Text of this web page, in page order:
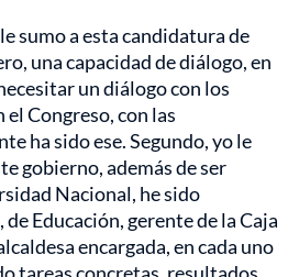
sumo a esta candidatura de
una capacidad de diálogo, en
un diálogo con los
Congreso, con las
ha sido ese. Segundo, yo le
gobierno, además de ser
Nacional, he sido
Educación, gerente de la Caja
encargada, en cada uno